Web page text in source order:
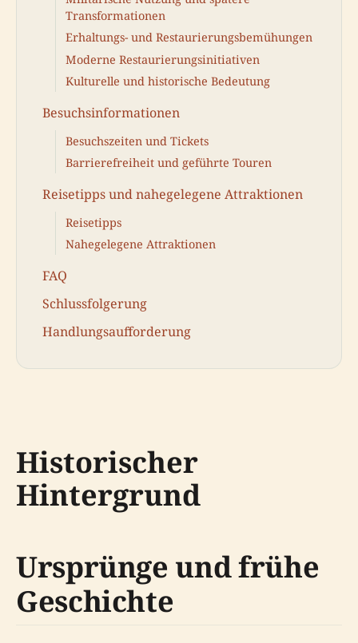
Transformationen
Erhaltungs- und Restaurierungsbemühungen
Moderne Restaurierungsinitiativen
Kulturelle und historische Bedeutung
Besuchsinformationen
Besuchszeiten und Tickets
Barrierefreiheit und geführte Touren
Reisetipps und nahegelegene Attraktionen
Reisetipps
Nahegelegene Attraktionen
FAQ
Schlussfolgerung
Handlungsaufforderung
Historischer
Hintergrund
Ursprünge und frühe
Geschichte